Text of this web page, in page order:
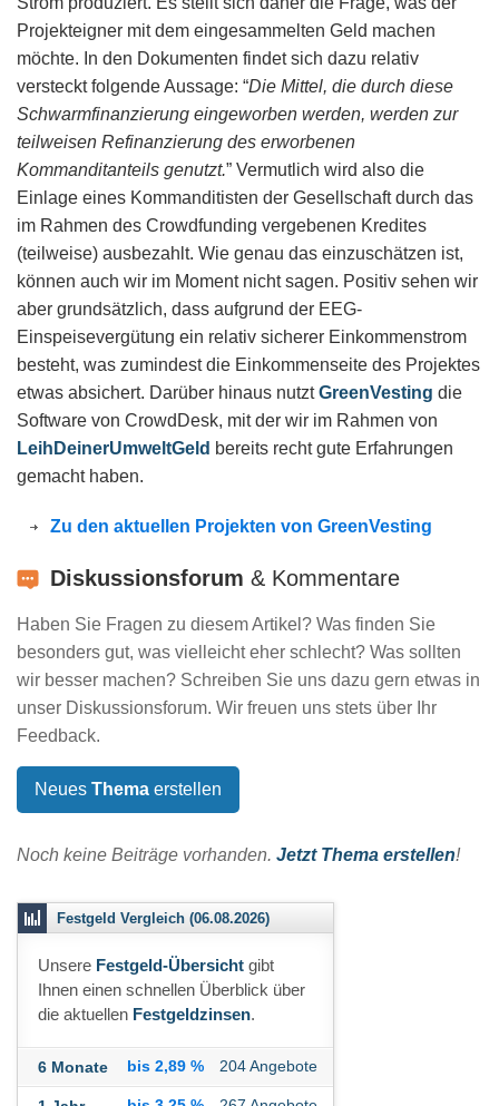
Projekteigner mit dem eingesammelten Geld machen
möchte. In den Dokumenten findet sich dazu relativ
versteckt folgende Aussage: “Die Mittel, die durch diese
Schwarmfinanzierung eingeworben werden, werden zur
teilweisen Refinanzierung des erworbenen
Kommanditanteils genutzt.” Vermutlich wird also die
Einlage eines Kommanditisten der Gesellschaft durch das
im Rahmen des Crowdfunding vergebenen Kredites
(teilweise) ausbezahlt. Wie genau das einzuschätzen ist,
können auch wir im Moment nicht sagen. Positiv sehen wir
aber grundsätzlich, dass aufgrund der EEG-
Einspeisevergütung ein relativ sicherer Einkommenstrom
besteht, was zumindest die Einkommenseite des Projektes
etwas absichert. Darüber hinaus nutztGreenVesting die
Software von CrowdDesk, mit der wir im Rahmen von
LeihDeinerUmweltGeld bereits recht gute Erfahrungen
gemacht haben.
Zu den aktuellen Projekten von GreenVesting
Diskussionsforum & Kommentare
Haben Sie Fragen zu diesem Artikel? Was finden Sie
besonders gut, was vielleicht eher schlecht? Was sollten
wir besser machen? Schreiben Sie uns dazu gern etwas in
unser Diskussionsforum. Wir freuen uns stets über Ihr
Feedback.
Neues Thema erstellen
Noch keine Beiträge vorhanden. Jetzt Thema erstellen!
Festgeld Vergleich (06.08.2026)
Unsere Festgeld-Übersicht gibt
Ihnen einen schnellen Überblick über
die aktuellen Festgeldzinsen.
6 Monate bis 2,89 % 204 Angebote